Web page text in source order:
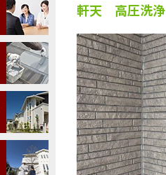
軒天 高圧洗浄